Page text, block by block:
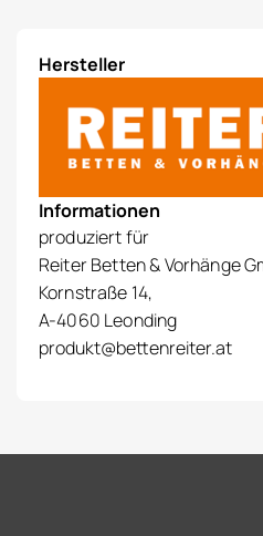
Hersteller
Informationen
produziert für
Reiter Betten & Vorhänge
Kornstraße 14,
A-4060 Leonding
produkt@bettenreiter.at